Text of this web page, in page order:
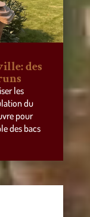
des
les
du
pour
des bacs